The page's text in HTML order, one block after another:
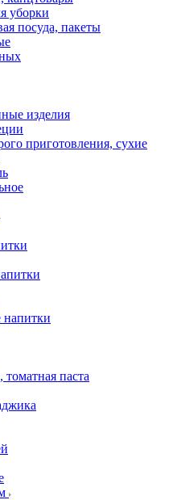
уборки
посуда, пакеты
изделия
приготовления, сухие
напитки
паста